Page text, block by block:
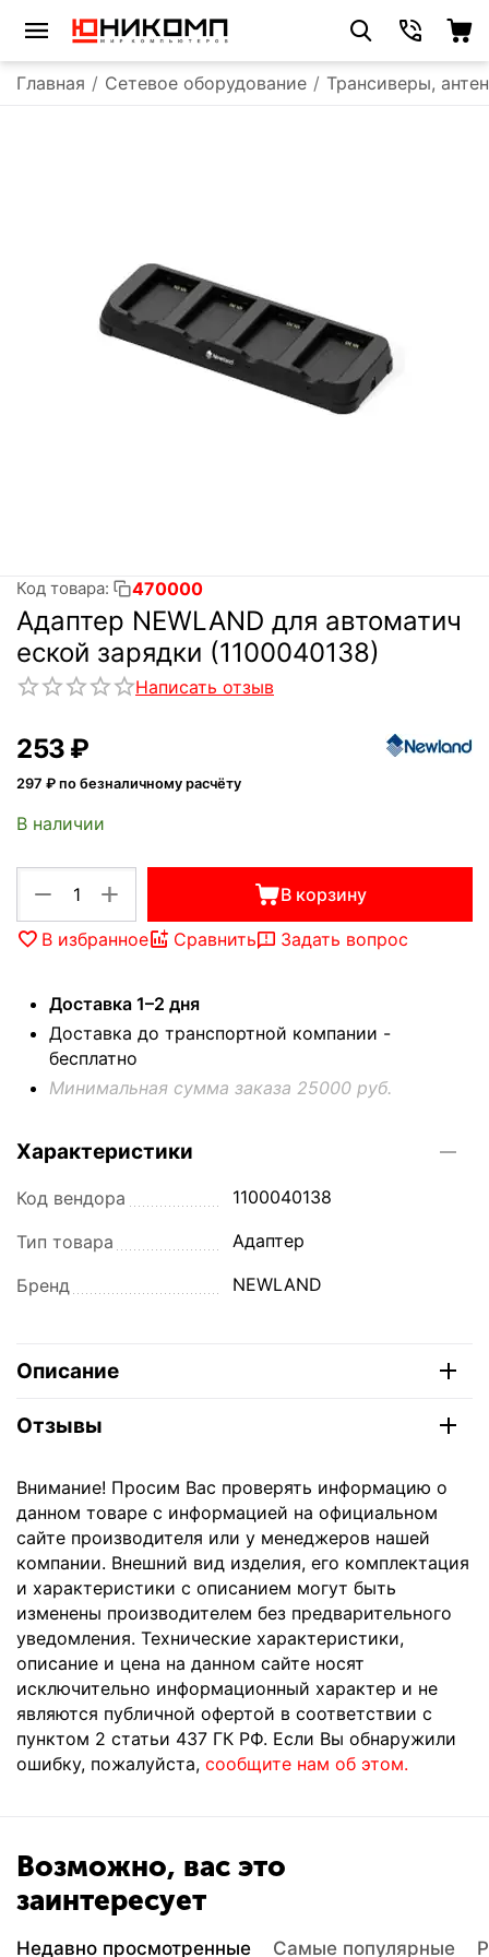
Главная / Сетевое оборудование / Трансиверы,
Код товара: 470000
Aдаптер NEWLAND для автоматич
еской зарядки (1100040138)
Написать отзыв
‍253‍ ₽
297 ₽ по безналичному расчёту
В наличии
+
− В корзину
В избранное Сравнить Задать вопрос
Доставка 1–2 дня
Доставка до транспортной компании -
бесплатно
Минимальная сумма заказа 25000 руб.
Характеристики
Код вендора 1100040138
Тип товара Aдаптер
Бренд NEWLAND
Описание
Отзывы
Внимание! Просим Вас проверять информацию о
данном товаре с информацией на официальном
сайте производителя или у менеджеров нашей
компании. Внешний вид изделия, его комплектация
и характеристики с описанием могут быть
изменены производителем без предварительного
уведомления. Технические характеристики,
описание и цена на данном сайте носят
исключительно информационный характер и не
являются публичной офертой в соответствии с
пунктом 2 статьи 437 ГК РФ. Если Вы обнаружили
ошибку, пожалуйста, сообщите нам об этом.
Возможно, вас это
заинтересует
Недавно просмотренные Самые популярные